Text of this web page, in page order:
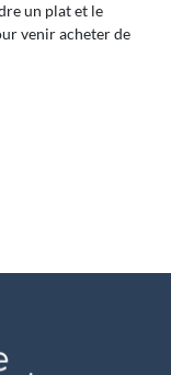
un plat et le
venir acheter de